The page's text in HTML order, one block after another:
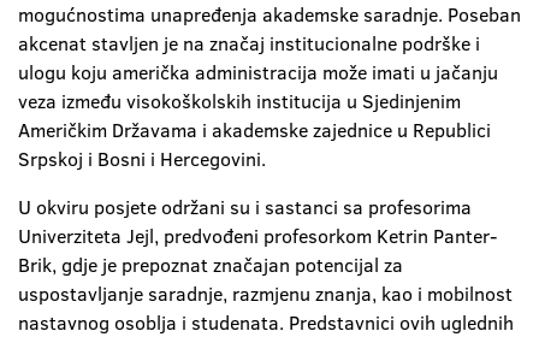
mogućnostima unapređenja akademske saradnje. Poseban
akcenat stavljen je na značaj institucionalne podrške i
ulogu koju američka administracija može imati u jačanju
veza između visokoškolskih institucija u Sjedinjenim
Američkim Državama i akademske zajednice u Republici
Srpskoj i Bosni i Hercegovini.
U okviru posjete održani su i sastanci sa profesorima
Univerziteta Jejl, predvođeni profesorkom Ketrin Panter-
Brik, gdje je prepoznat značajan potencijal za
uspostavljanje saradnje, razmjenu znanja, kao i mobilnost
nastavnog osoblja i studenata. Predstavnici ovih uglednih